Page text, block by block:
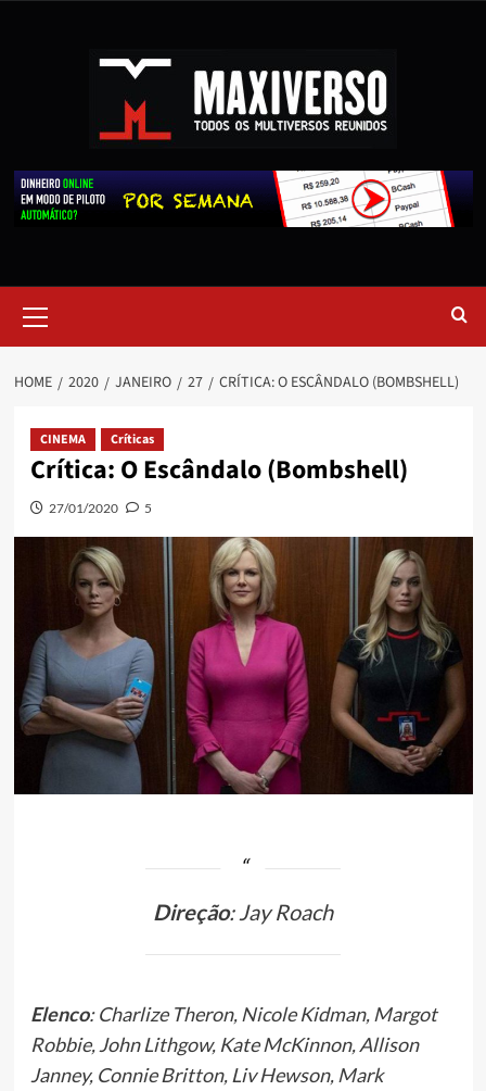
HOME 2020 JANEIRO 27 CRÍTICA: O ESCÂNDALO (BOMBSHELL)
CINEMA Críticas
Crítica: O Escândalo (Bombshell)
27/01/2020 5
Direção: Jay Roach
Elenco: Charlize Theron, Nicole Kidman, Margot
Robbie, John Lithgow, Kate McKinnon, Allison
Janney, Connie Britton, Liv Hewson, Mark